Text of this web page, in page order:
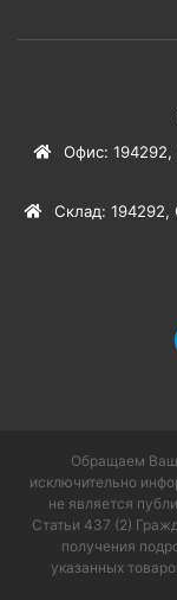
Офис: 194292,
Склад: 194292,
Обращаем
исключительно
не является
Статьи 437 (2)
получения
указанных